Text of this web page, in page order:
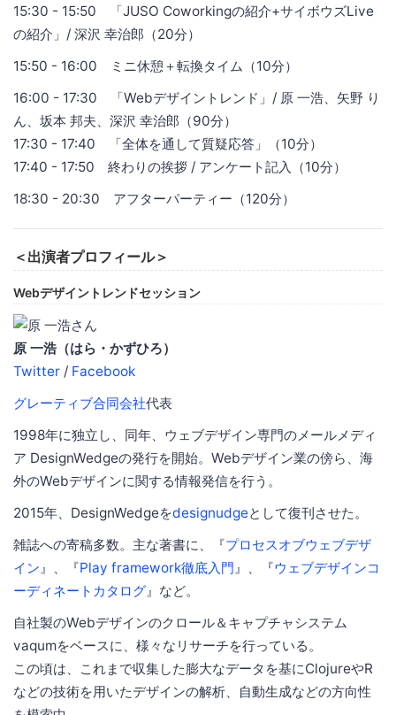
15:30 - 15:50 「JUSO Coworkingの紹介+サイボウズLive
の紹介」/ 深沢 幸治郎（20分）
15:50 - 16:00 ミニ休憩＋転換タイム（10分）
16:00 - 17:30 「Webデザイントレンド」/ 原 一浩、矢野 り
ん、坂本 邦夫、深沢 幸治郎（90分）
17:30 - 17:40 「全体を通して質疑応答」（10分）
17:40 - 17:50 終わりの挨拶 / アンケート記入（10分）
18:30 - 20:30 アフターパーティー（120分）
＜出演者プロフィール＞
Webデザイントレンドセッション
原 一浩（はら・かずひろ）
Twitter / Facebook
グレーティブ合同会社代表
1998年に独立し、同年、ウェブデザイン専門のメールメディ
ア DesignWedgeの発行を開始。Webデザイン業の傍ら、海
外のWebデザインに関する情報発信を行う。
2015年、DesignWedgeをdesignudgeとして復刊させた。
雑誌への寄稿多数。主な著書に、『プロセスオブウェブデザ
イン』、『Play framework徹底入門』、『ウェブデザインコ
ーディネートカタログ』など。
自社製のWebデザインのクロール＆キャプチャシステム
vaqumをベースに、様々なリサーチを行っている。
この頃は、これまで収集した膨大なデータを基にClojureやR
などの技術を用いたデザインの解析、自動生成などの方向性